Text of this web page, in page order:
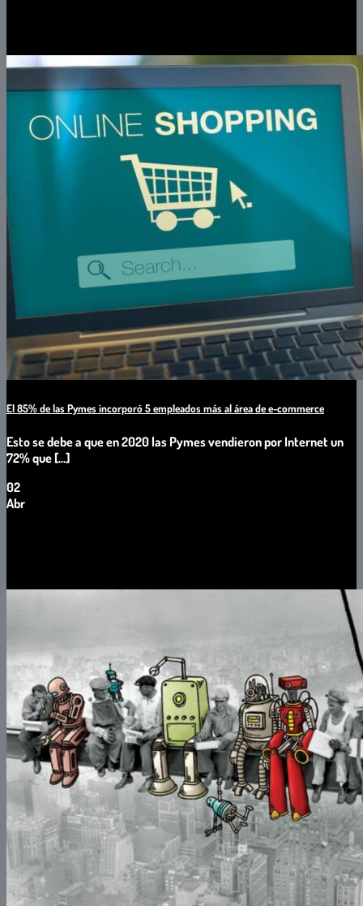
El 85% de las Pymes incorporó 5 empleados más al área de e-commerce
Esto se debe a que en 2020 las Pymes vendieron por Internet un
72% que [...]
02
Abr